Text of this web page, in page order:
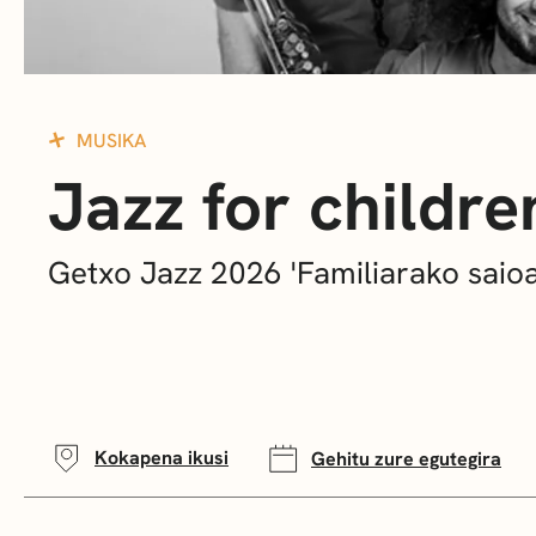
MUSIKA
Jazz for
Getxo Jazz 2026 'Familiarako
Kokapena ikusi Gehitu zure egutegira